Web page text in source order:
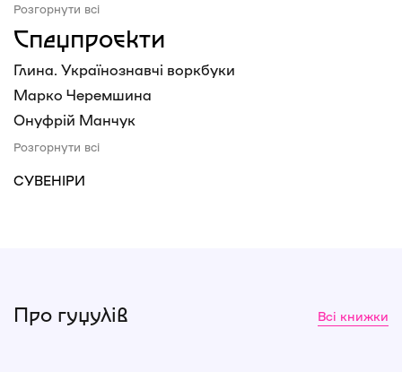
Розгорнути всі
Спецпроєкти
Глина. Українознавчі воркбуки
Марко Черемшина
Онуфрій Манчук
Розгорнути всі
СУВЕНІРИ
Про гуцулів Всі книжки